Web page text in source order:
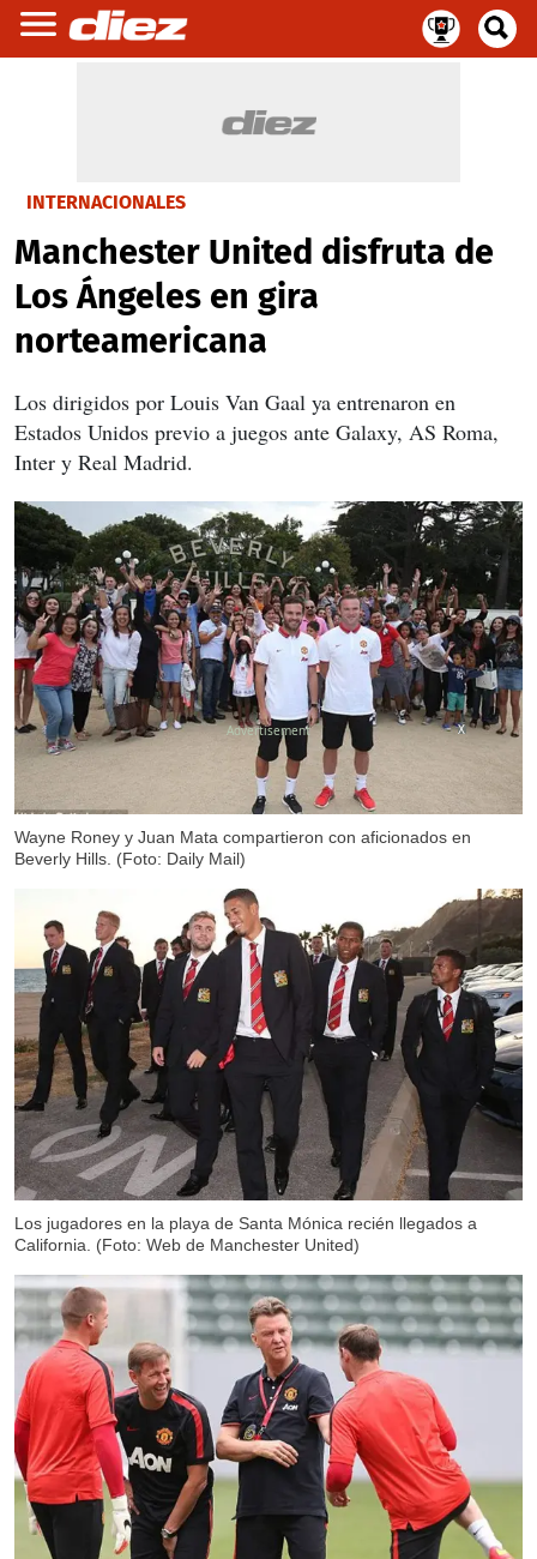
INTERNACIONALES
Manchester United disfruta de
Los Ángeles en gira
norteamericana
Los dirigidos por Louis Van Gaal ya entrenaron en
Estados Unidos previo a juegos ante Galaxy, AS Roma,
Inter y Real Madrid.
Wayne Roney y Juan Mata compartieron con aficionados en
Beverly Hills. (Foto: Daily Mail)
Los jugadores en la playa de Santa Mónica recién llegados a
California. (Foto: Web de Manchester United)
X